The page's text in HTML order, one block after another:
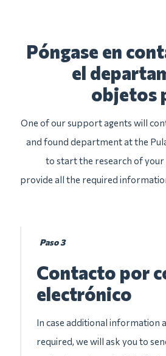
Póngase en
el
objetos
One of our support agents will
and found department at the
to start the research of your
provide all the required
Paso 3
Contacto por
electrónico
In case additional information
required, we will ask you to